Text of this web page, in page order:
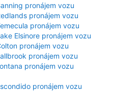
pronájem vozu
pronájem vozu
pronájem vozu
Elsinore pronájem vozu
pronájem vozu
pronájem vozu
pronájem vozu
pronájem vozu